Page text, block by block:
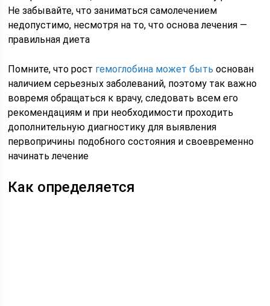
Не забывайте, что заниматься самолечением
недопустимо, несмотря на то, что основа лечения —
правильная диета
Помните, что рост гемоглобина может быть основан
наличием серьезных заболеваний, поэтому так важно
вовремя обращаться к врачу, следовать всем его
рекомендациям и при необходимости проходить
дополнительную диагностику для выявления
первопричины подобного состояния и своевременно
начинать лечение
Как определяется